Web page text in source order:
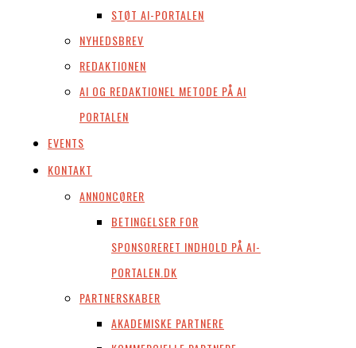
STØT AI-PORTALEN
NYHEDSBREV
REDAKTIONEN
AI OG REDAKTIONEL METODE PÅ AI
PORTALEN
EVENTS
KONTAKT
ANNONCØRER
BETINGELSER FOR
SPONSORERET INDHOLD PÅ AI-
PORTALEN.DK
PARTNERSKABER
AKADEMISKE PARTNERE